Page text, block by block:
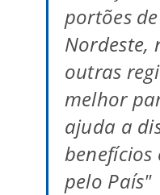
portões
Nordeste,
outras
melhor
ajuda a
benefícios
pelo País"